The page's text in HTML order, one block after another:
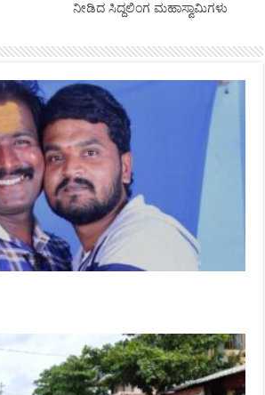
ನೀಡಿದ ಸಿದ್ದಲಿಂಗ ಮಹಾಸ್ವಾಮಿಗಳು